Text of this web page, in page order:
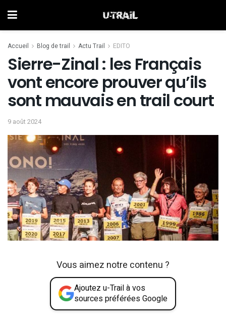
Accueil Blog de trail Actu Trail EDITO
Sierre-Zinal : les Français
vont encore prouver qu’ils
sont mauvais en trail court
9 août 2024
Vous aimez notre contenu ?
Ajoutez u-Trail à vos
sources préférées Google